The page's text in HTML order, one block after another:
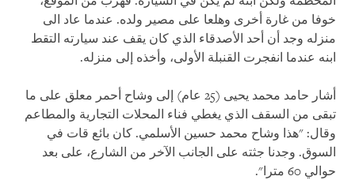
خوفا من غارة أخرى وهلعا على مصير ولده. عندما عاد الى
منزله وجد أن أحد الأصدقاء الذي كان يقف عند سيارته التقط
ابنه عندما انفجرت القنبلة الأولى، وأخذه إلى منزله.
أشار حامد محمد يحيى (25 عام) إلى وشاح أحمر معلق على ما
تبقى من السقف الذي يغطي فناء المحلات التجارية والمطاعم
وقال: "هذا وشاح محمد حسين الأسلمي. كان بائع قات في
السوق. وجدنا جثته على الجانب الآخر من الشارع، على بعد
حوالي 60 مترا".